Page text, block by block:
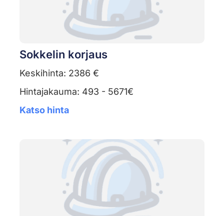
Sokkelin korjaus
Keskihinta: 2386 €
Hintajakauma: 493 - 5671€
Katso hinta